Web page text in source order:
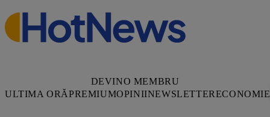
DEVINO MEMBRU
ULTIMA ORĂPREMIUMOPINIINEWSLETTERECONOMIE